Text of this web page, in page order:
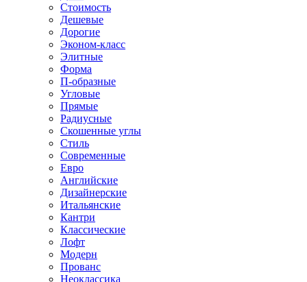
Стоимость
Дешевые
Дорогие
Эконом-класс
Элитные
Форма
П-образные
Угловые
Прямые
Радиусные
Скошенные углы
Стиль
Современные
Евро
Английские
Дизайнерские
Итальянские
Кантри
Классические
Лофт
Модерн
Прованс
Неоклассика